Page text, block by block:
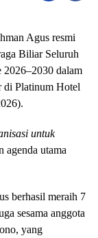
Agus resmi
Biliar Seluruh
dalam
di Platinum Hotel
untuk
agenda utama
berhasil meraih 7
sesama anggota
yang